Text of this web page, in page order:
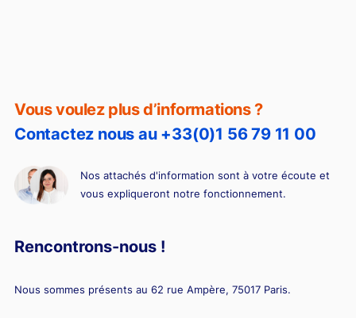
Vous voulez plus d’informations ?
Contactez nous au +33(0)1 56 79 11 00
Nos attachés d'information sont à votre écoute et
vous expliqueront notre fonctionnement.
Rencontrons-nous !
Nous sommes présents au 62 rue Ampère, 75017 Paris.